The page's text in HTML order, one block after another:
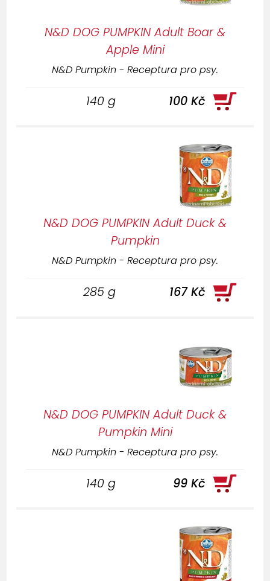
N&D DOG PUMPKIN Adult Boar &
Apple Mini
N&D Pumpkin - Receptura pro psy.
140 g 100 Kč
N&D DOG PUMPKIN Adult Duck &
Pumpkin
N&D Pumpkin - Receptura pro psy.
285 g 167 Kč
N&D DOG PUMPKIN Adult Duck &
Pumpkin Mini
N&D Pumpkin - Receptura pro psy.
140 g 99 Kč